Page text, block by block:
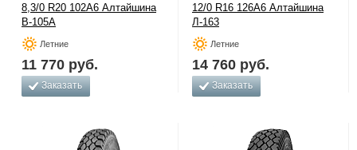
8,3/0 R20 102A6 Алтайшина
В-105А
Летние
11 770 руб.
Заказать
12/0 R16 126A6 Алтайшина
Л-163
Летние
14 760 руб.
Заказать